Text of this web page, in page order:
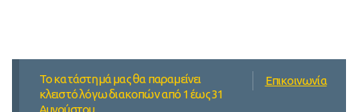
Επικοινωνία
Το κατάστημά μας θα παραμείνει
κλειστό λόγω διακοπών από 1 έως 31
Αυγούστου.